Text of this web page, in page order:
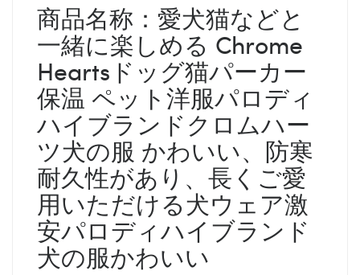
商品名称：愛犬猫などと
一緒に楽しめる Chrome
Heartsドッグ猫パーカー
保温 ペット洋服パロディ
ハイブランドクロムハー
ツ犬の服 かわいい、防寒
耐久性があり、長くご愛
用いただける犬ウェア激
安パロディハイブランド
犬の服かわいい